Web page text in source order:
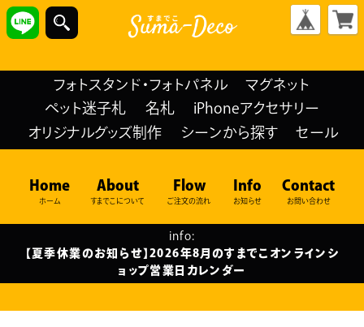
フォトスタンド・フォトパネル
マグネット
ペット迷子札
名札
iPhoneアクセサリー
オリジナルグッズ制作
シーンから探す セール
Home
ホーム
About
すまでこについて
Flow
ご注文の流れ
Info
お知らせ
Contact
お問い合わせ
info:
【夏季休業のお知らせ】2026年8月のすまでこオンラインシ
ョップ営業日カレンダー